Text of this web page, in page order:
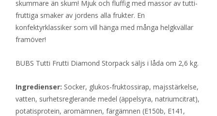
skummare än skum! Mjuk och fluffig med massor av tutti-
fruttiga smaker av jordens alla frukter. En
konfektyrklassiker som vill hänga med många helgkvällar
framöver!
BUBS Tutti Frutti Diamond Storpack säljs i låda om 2,6 kg.
Ingredienser: Socker, glukos-fruktossirap, majsstärkelse,
vatten, surhetsreglerande medel (äppelsyra, natriumcitrat),
potatisprotein, aromämnen, färgämnen (E150b, E141,